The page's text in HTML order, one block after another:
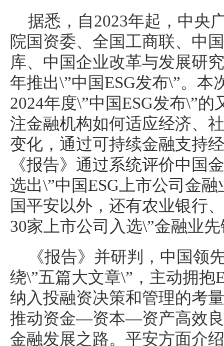
据悉，自2023年起，中央
院国资委、全国工商联、中
库、中国企业改革与发展研
年推出\”中国ESG发布\”。本
2024年度\”中国ESG发布\”
注金融机构如何适应经济、
变化，通过可持续金融支持
《报告》通过系统评价中国
选出\”中国ESG上市公司金
国平安以外，还有农业银行
30家上市公司入选\”金融业
《报告》并研判，中国领
绕\”五篇大文章\”，主动拥抱
纳入投融资决策和管理的考
推动资金—资本—资产高效
金融发展之路。平安方面介